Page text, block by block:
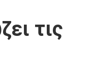
τις